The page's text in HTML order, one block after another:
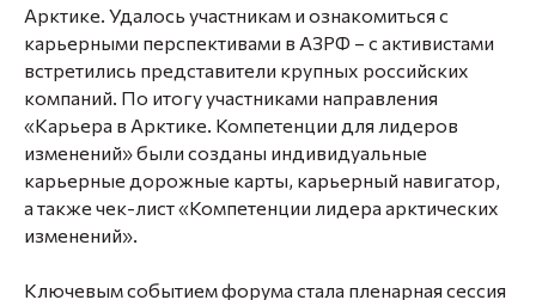
Арктике. Удалось участникам и ознакомиться с
карьерными перспективами в АЗРФ – с активистами
встретились представители крупных российских
компаний. По итогу участниками направления
«Карьера в Арктике. Компетенции для лидеров
изменений» были созданы индивидуальные
карьерные дорожные карты, карьерный навигатор,
а также чек-лист «Компетенции лидера арктических
изменений».
Ключевым событием форума стала пленарная сессия